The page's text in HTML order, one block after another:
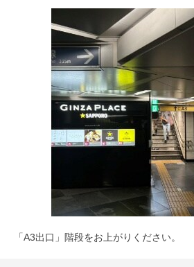
「A3出口」階段をお上がりください。